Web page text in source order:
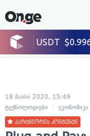
18 მაისი 2020, 15:49
ტექნოლოგიები
ეკონომიკა
პარტნიორის კონტენტი